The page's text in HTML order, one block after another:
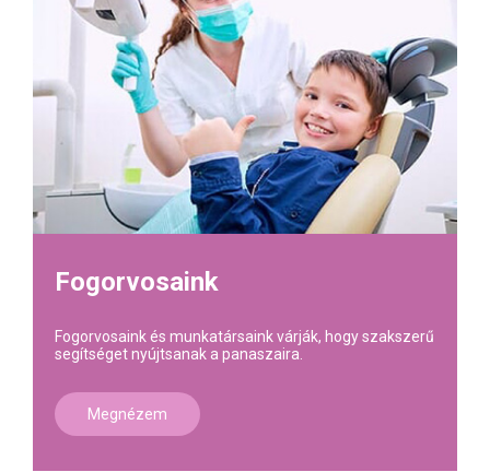
Fogorvosaink
Fogorvosaink és munkatársaink várják, hogy szakszerű
segítséget nyújtsanak a panaszaira.
Megnézem